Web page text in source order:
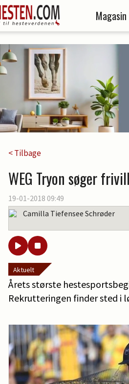
Magasin
< Tilbage
WEG Tryon søger
19-01-2018 09:49
Camilla Tiefensee Schrøder
Aktuelt
Årets største
Rekrutteringen finder sted i